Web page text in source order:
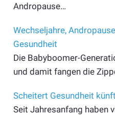
Andropause…
Wechseljahre,
Gesundheit
Die Babyboomer-
und damit fangen die
Scheitert Gesundheit
Seit Jahresanfang haben